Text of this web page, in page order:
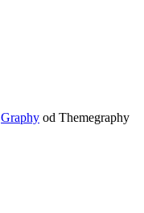
Graphy od Themegraphy